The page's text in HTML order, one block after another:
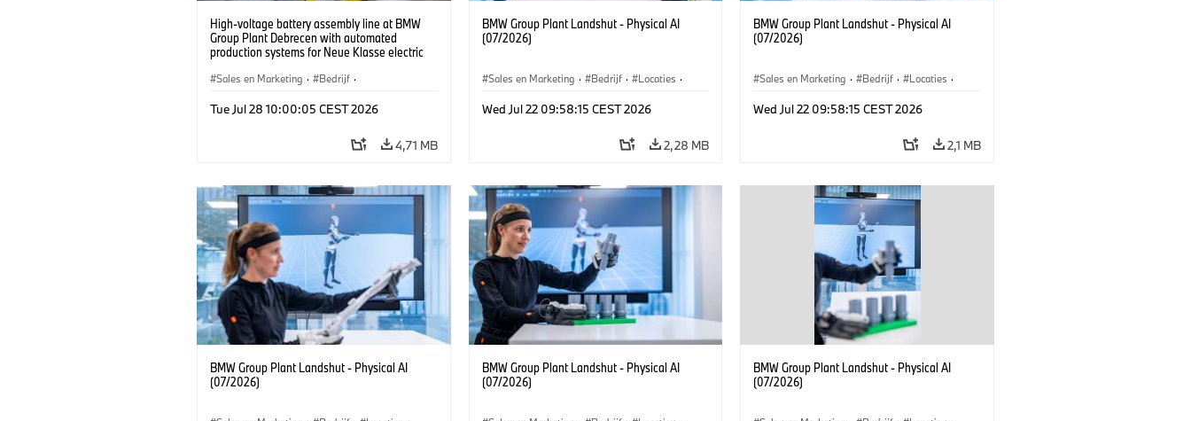
High-voltage battery assembly line at BMW
Group Plant Debrecen with automated
production systems for Neue Klasse electric
Sales en Marketing · Bedrijf ·
Tue Jul 28 10:00:05 CEST 2026
4,71 MB
BMW Group Plant Landshut - Physical AI
(07/2026)
Sales en Marketing · Bedrijf · Locaties ·
Wed Jul 22 09:58:15 CEST 2026
2,28 MB
BMW Group Plant Landshut - Physical AI
(07/2026)
Sales en Marketing · Bedrijf · Locaties ·
Wed Jul 22 09:58:15 CEST 2026
2,1 MB
BMW Group Plant Landshut - Physical AI
(07/2026)
BMW Group Plant Landshut - Physical AI
(07/2026)
BMW Group Plant Landshut - Physical AI
(07/2026)